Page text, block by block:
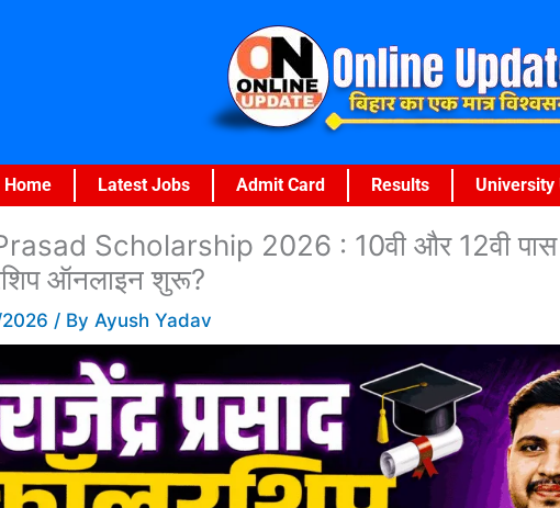
Home Latest Jobs Admit Card Results University
Scholarship 2026 : 10वी और 12वी पास
ऑनलाइन शुरू?
/ By Ayush Yadav